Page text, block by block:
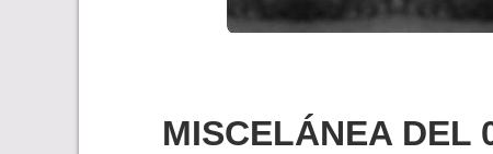
MISCELÁNEA DEL